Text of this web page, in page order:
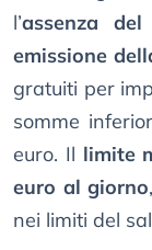
l’assenza
emissione
gratuiti per
somme
euro. Il limite
euro al giorno
nei limiti del